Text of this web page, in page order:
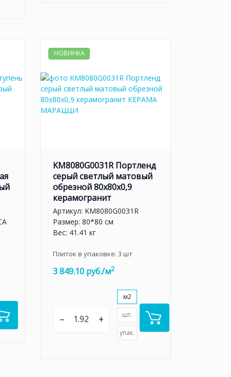
НОВИНКА
KM8080G0031R Портленд
серый светлый матовый
обрезной 80x80x0,9
керамогранит
Артикул: KM8080G0031R
Размер: 80*80 см
Вес: 41.41 кг
Плиток в упаковке: 3 шт
3 849.10 руб./м2
– +
м2
шт.
упак.